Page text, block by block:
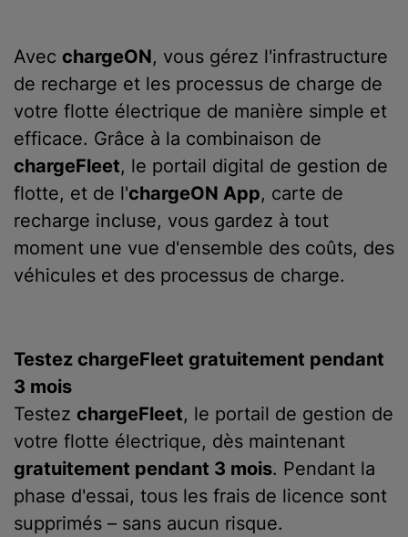
Avec chargeON, vous gérez l'infrastructure
de recharge et les processus de charge de
votre flotte électrique de manière simple et
efficace. Grâce à la combinaison de
chargeFleet, le portail digital de gestion de
flotte, et de l'chargeON App, carte de
recharge incluse, vous gardez à tout
moment une vue d'ensemble des coûts, des
véhicules et des processus de charge.
Testez chargeFleet gratuitement pendant
3 mois
Testez chargeFleet, le portail de gestion de
votre flotte électrique, dès maintenant
gratuitement pendant 3 mois. Pendant la
phase d'essai, tous les frais de licence sont
supprimés – sans aucun risque.